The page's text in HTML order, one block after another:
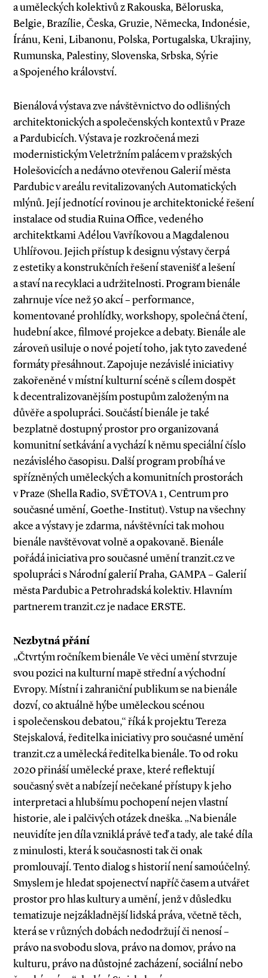
a uměleckých kolektivů z Rakouska, Běloruska,
Belgie, Brazílie, Česka, Gruzie, Německa, Indonésie,
Íránu, Keni, Libanonu, Polska, Portugalska, Ukrajiny,
Rumunska, Palestiny, Slovenska, Srbska, Sýrie
a Spojeného království.
Bienálová výstava zve návštěvnictvo do odlišných
architektonických a společenských kontextů v Praze
a Pardubicích. Výstava je rozkročená mezi
modernistickým Veletržním palácem v pražských
Holešovicích a nedávno otevřenou Galerií města
Pardubic v areálu revitalizovaných Automatických
mlýnů. Její jednotící rovinou je architektonické řešení
instalace od studia Ruina Office, vedeného
architektkami Adélou Vavříkovou a Magdalenou
Uhlířovou. Jejich přístup k designu výstavy čerpá
z estetiky a konstrukčních řešení stavenišť a lešení
a staví na recyklaci a udržitelnosti. Program bienále
zahrnuje více než 50 akcí – performance,
komentované prohlídky, workshopy, společná čtení,
hudební akce, filmové projekce a debaty. Bienále ale
zároveň usiluje o nové pojetí toho, jak tyto zavedené
formáty přesáhnout. Zapojuje nezávislé iniciativy
zakořeněné v místní kulturní scéně s cílem dospět
k decentralizovanějším postupům založeným na
důvěře a spolupráci. Součástí bienále je také
bezplatně dostupný prostor pro organizovaná
komunitní setkávání a vychází k němu speciální číslo
nezávislého časopisu. Další program probíhá ve
spřízněných uměleckých a komunitních prostorách
v Praze (Shella Radio, SVĚTOVA 1, Centrum pro
současné umění, Goethe-Institut). Vstup na všechny
akce a výstavy je zdarma, návštěvníci tak mohou
bienále navštěvovat volně a opakovaně. Bienále
pořádá iniciativa pro současné umění tranzit.cz ve
spolupráci s Národní galerií Praha, GAMPA – Galerií
města Pardubic a Petrohradská kolektiv. Hlavním
partnerem tranzit.cz je nadace ERSTE.
Nezbytná přání
„Čtvrtým ročníkem bienále Ve věci umění stvrzuje
svou pozici na kulturní mapě střední a východní
Evropy. Místní i zahraniční publikum se na bienále
dozví, co aktuálně hýbe uměleckou scénou
i společenskou debatou,“ říká k projektu Tereza
Stejskalová, ředitelka iniciativy pro současné umění
tranzit.cz a umělecká ředitelka bienále. To od roku
2020 přináší umělecké praxe, které reflektují
současný svět a nabízejí nečekané přístupy k jeho
interpretaci a hlubšímu pochopení nejen vlastní
historie, ale i palčivých otázek dneška. „Na bienále
neuvidíte jen díla vzniklá právě teď a tady, ale také díla
z minulosti, která k současnosti tak či onak
promlouvají. Tento dialog s historií není samoúčelný.
Smyslem je hledat spojenectví napříč časem a utvářet
prostor pro hlas kultury a umění, jenž v důsledku
tematizuje nejzákladnější lidská práva, včetně těch,
která se v různých dobách nedodržují či nenosí –
právo na svobodu slova, právo na domov, právo na
kulturu, právo na důstojné zacházení, sociální nebo